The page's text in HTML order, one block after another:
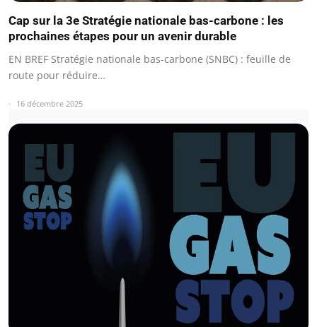
Cap sur la 3e Stratégie nationale bas-carbone : les
prochaines étapes pour un avenir durable
EN BREF Stratégie nationale bas-carbone (SNBC) : feuille de
route pour réduire…
16 décembre 2025